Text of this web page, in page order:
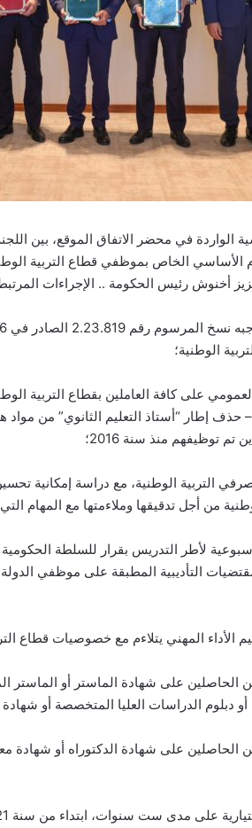
الواردة في محضر الاتفاق الموقع، بين اللجنة
الأساسي الخاص بموظفي قطاع التربية
أخنوش رئيس الحكومة .. الإجراءات
الوطنية؛
على كافة العاملين بقطاع التربية
حذف إطار “أستاذ التعليم الثانوي” من
تم توظيفهم منذ سنة 2016؛
التربية الوطنية، مع دراسة إمكانية
من أجل تدقيقها وملاءمتها مع المهام التي
لأطر التدريس بقرار للسلطة
التأديبية المطبقة على موظفي
الأداء المهني يتلاءم مع خصوصيات قطاع
على شهادة الماستر أو الماستر
أو دبلوم الدراسات العليا المتخصصة أو
الحاصلين على شهادة الدكتوراه أو شهادة